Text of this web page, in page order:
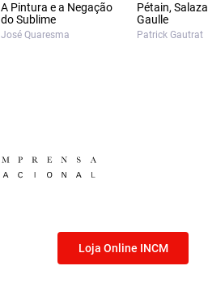
A Pintura e a Negação
do Sublime
José Quaresma
Pétain,
Gaulle
Patrick Gautrat
Loja Online INCM